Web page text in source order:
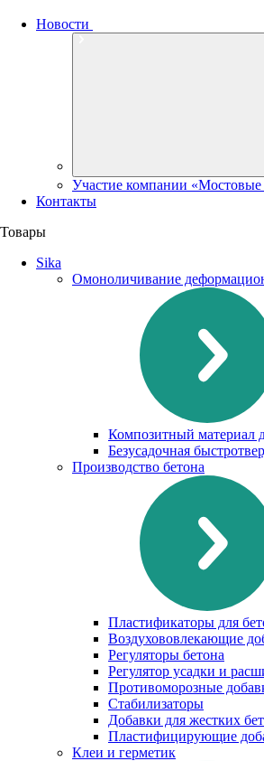
Новости
Участие компании «Мостовые
Контакты
Товары
Sika
Омоноличивание
Композитный материал
Безусадочная
Производство бетона
Пластификаторы для
Воздухововлекающие
Регуляторы бетона
Регулятор усадки и
Противоморозные
Стабилизаторы
Добавки для жестких
Пластифицирующие
Клеи и герметик